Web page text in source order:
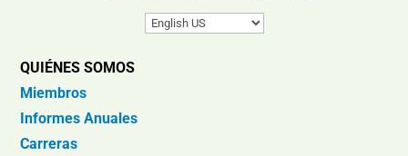
QUIÉNES SOMOS
Miembros
Informes Anuales
Carreras